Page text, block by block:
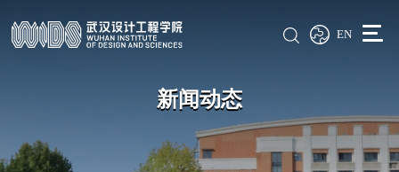
EN
新闻动态